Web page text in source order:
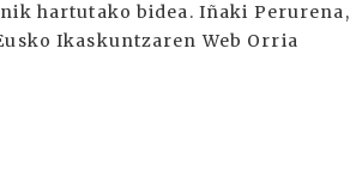
hartutako bidea. Iñaki Perurena,
Ikaskuntzaren Web Orria